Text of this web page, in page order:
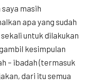
masih
apa yang sudah
untuk dilakukan
kesimpulan
– ibadah (termasuk
dari itu semua